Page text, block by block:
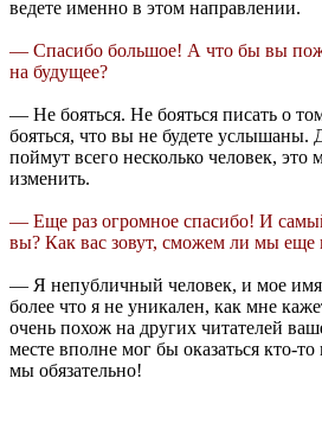
ведете именно в этом направлении.
— Спасибо большое! А что бы вы
на будущее?
— Не бояться. Не бояться писать о
бояться, что вы не будете услышаны.
поймут всего несколько человек, это
изменить.
— Еще раз огромное спасибо! И
вы? Как вас зовут, сможем ли мы еще
— Я непубличный человек, и мое имя
более что я не уникален, как мне
очень похож на других читателей
месте вполне мог бы оказаться кто-
мы обязательно!